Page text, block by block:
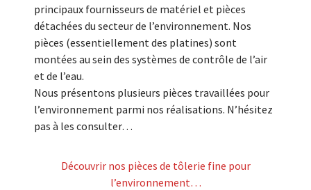
principaux fournisseurs de matériel et pièces
détachées du secteur de l’environnement. Nos
pièces (essentiellement des platines) sont
montées au sein des systèmes de contrôle de l’air
et de l’eau.
Nous présentons plusieurs pièces travaillées pour
l’environnement parmi nos réalisations. N’hésitez
pas à les consulter…
Découvrir nos pièces de tôlerie fine pour
l’environnement…